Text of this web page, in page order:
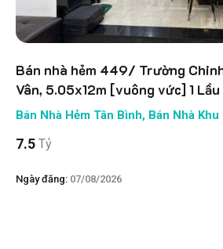
Bán nhà hẻm 449/ Trường
Vân, 5.05x12m [vuông vức] 1
Bán Nhà Hẻm Tân Bình, Bán Nhà
7.5 Tỷ
Ngày đăng: 07/08/2026